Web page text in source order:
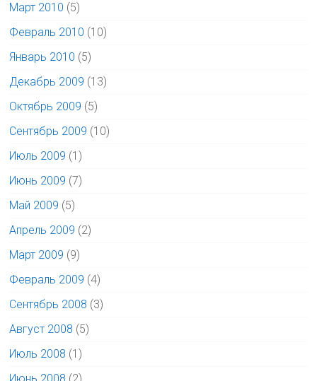
Март 2010 (5)
Февраль 2010 (10)
Январь 2010 (5)
Декабрь 2009 (13)
Октябрь 2009 (5)
Сентябрь 2009 (10)
Июль 2009 (1)
Июнь 2009 (7)
Май 2009 (5)
Апрель 2009 (2)
Март 2009 (9)
Февраль 2009 (4)
Сентябрь 2008 (3)
Август 2008 (5)
Июль 2008 (1)